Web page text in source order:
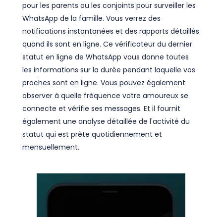
pour les parents ou les conjoints pour surveiller les
WhatsApp de la famille. Vous verrez des
notifications instantanées et des rapports détaillés
quand ils sont en ligne. Ce vérificateur du dernier
statut en ligne de WhatsApp vous donne toutes
les informations sur la durée pendant laquelle vos
proches sont en ligne. Vous pouvez également
observer à quelle fréquence votre amoureux se
connecte et vérifie ses messages. Et il fournit
également une analyse détaillée de l'activité du
statut qui est prête quotidiennement et
mensuellement.